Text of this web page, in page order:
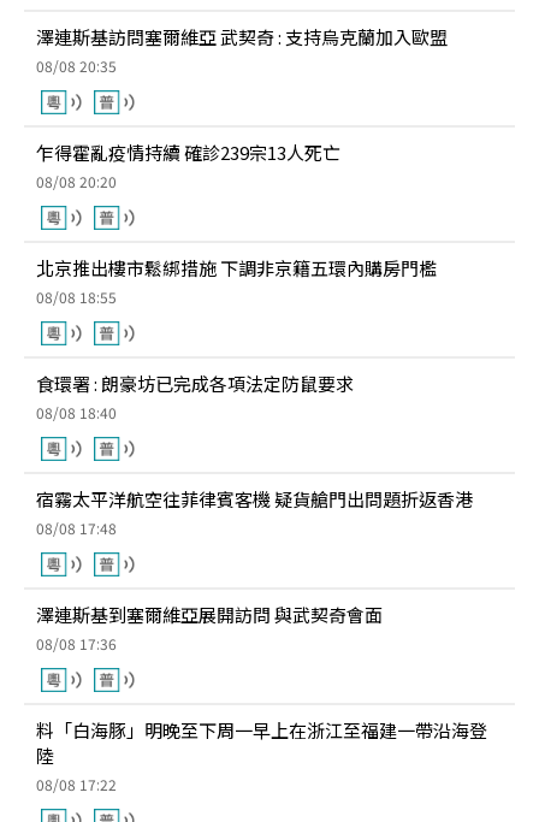
澤連斯基訪問塞爾維亞 武契奇 : 支持烏克蘭加入歐盟
08/08 20:35
乍得霍亂疫情持續 確診239宗13人死亡
08/08 20:20
北京推出樓市鬆綁措施 下調非京籍五環內購房門檻
08/08 18:55
食環署 : 朗豪坊已完成各項法定防鼠要求
08/08 18:40
宿霧太平洋航空往菲律賓客機 疑貨艙門出問題折返香港
08/08 17:48
澤連斯基到塞爾維亞展開訪問 與武契奇會面
08/08 17:36
料「白海豚」明晚至下周一早上在浙江至福建一帶沿海登
陸
08/08 17:22